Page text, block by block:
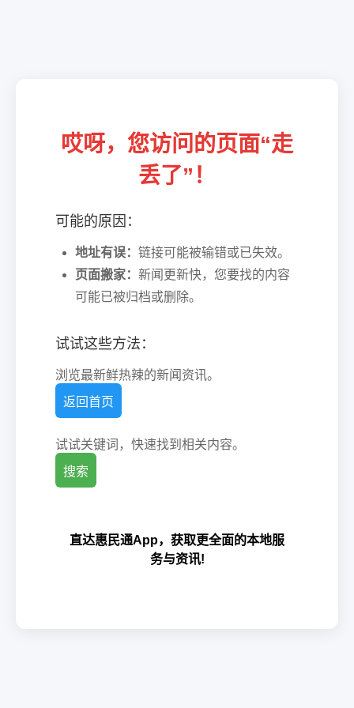
哎呀，您访问的页面“走
丢了”！
可能的原因：
地址有误： 链接可能被输错或已失效。
页面搬家： 新闻更新快，您要找的内容
可能已被归档或删除。
试试这些方法：
浏览最新鲜热辣的新闻资讯。
返回首页
试试关键词，快速找到相关内容。
搜索
直达惠民通App，获取更全面的本地服
务与资讯!